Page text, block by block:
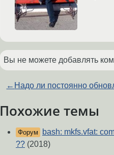
Вы не можете добавлять
← Надо ли постоянно
Похожие темы
Форум
bash: mkfs.vfat:
?? (2018)